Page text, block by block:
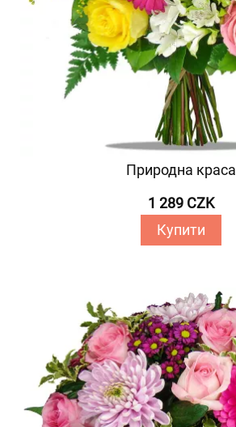
Природна краса
1 289 CZK
Купити